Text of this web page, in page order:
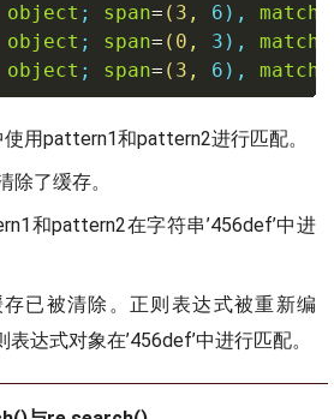
object ; span= ( 3 , 6 ) , match
object ; span= ( 0 , 3 ) , match
object ; span= ( 3 , 6 ) , match
使用pattern1和pattern2进行匹配。
除了缓存。
和pattern2在字符串’456def’中进
已被清除。正则表达式被重新编
达式对象在’456def’中进行匹配。